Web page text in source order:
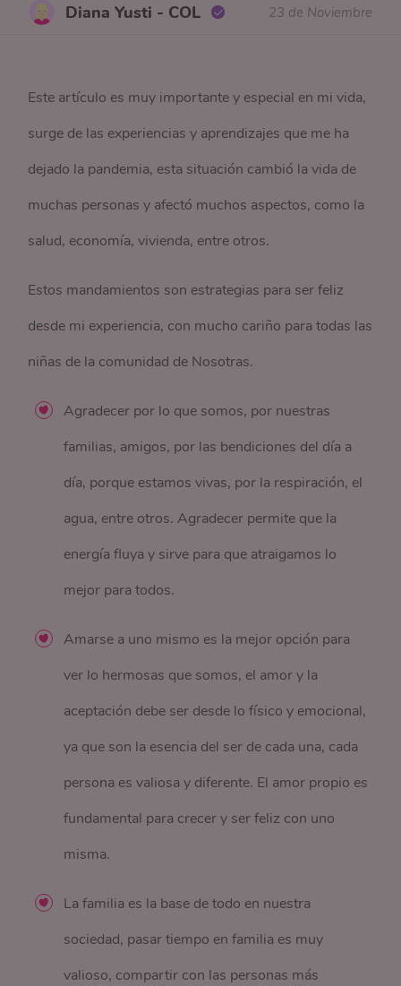
Diana Yusti - COL 23 de Noviembre
Este artículo es muy importante y especial en mi vida,
surge de las experiencias y aprendizajes que me ha
dejado la pandemia, esta situación cambió la vida de
muchas personas y afectó muchos aspectos, como la
salud, economía, vivienda, entre otros.
Estos mandamientos son estrategias para ser feliz
desde mi experiencia, con mucho cariño para todas las
niñas de la comunidad de Nosotras.
Agradecer por lo que somos, por nuestras
familias, amigos, por las bendiciones del día a
día, porque estamos vivas, por la respiración, el
agua, entre otros. Agradecer permite que la
energía fluya y sirve para que atraigamos lo
mejor para todos.
Amarse a uno mismo es la mejor opción para
ver lo hermosas que somos, el amor y la
aceptación debe ser desde lo físico y emocional,
ya que son la esencia del ser de cada una, cada
persona es valiosa y diferente. El amor propio es
fundamental para crecer y ser feliz con uno
misma.
La familia es la base de todo en nuestra
sociedad, pasar tiempo en familia es muy
valioso, compartir con las personas más